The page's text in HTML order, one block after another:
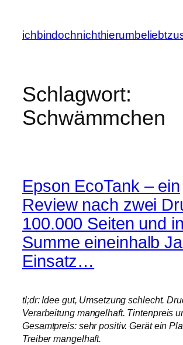
springen
Schlagwort:
Schwämmchen
Epson EcoTank – ein
Review nach zwei
100.000 Seiten und in
Summe eineinhalb
Einsatz…
tl;dr: Idee gut, Umsetzung schlecht.
Verarbeitung mangelhaft. Tintenpreis
Gesamtpreis: sehr positiv. Gerät ein
Treiber mangelhaft.